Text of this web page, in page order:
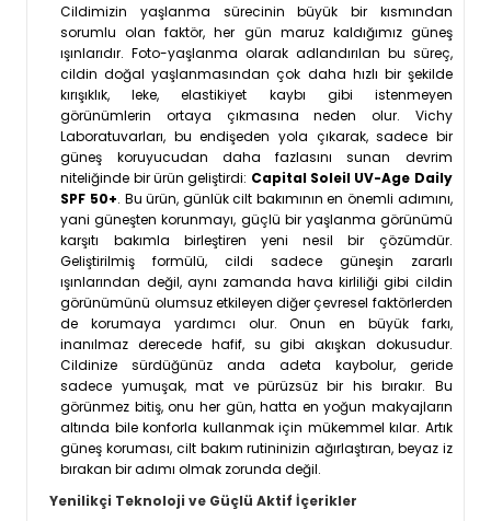
Cildimizin yaşlanma sürecinin büyük bir kısmından
sorumlu olan faktör, her gün maruz kaldığımız güneş
ışınlarıdır. Foto-yaşlanma olarak adlandırılan bu süreç,
cildin doğal yaşlanmasından çok daha hızlı bir şekilde
kırışıklık, leke, elastikiyet kaybı gibi istenmeyen
görünümlerin ortaya çıkmasına neden olur. Vichy
Laboratuvarları, bu endişeden yola çıkarak, sadece bir
güneş koruyucudan daha fazlasını sunan devrim
niteliğinde bir ürün geliştirdi: Capital Soleil UV-Age Daily
SPF 50+. Bu ürün, günlük cilt bakımının en önemli adımını,
yani güneşten korunmayı, güçlü bir yaşlanma görünümü
karşıtı bakımla birleştiren yeni nesil bir çözümdür.
Geliştirilmiş formülü, cildi sadece güneşin zararlı
ışınlarından değil, aynı zamanda hava kirliliği gibi cildin
görünümünü olumsuz etkileyen diğer çevresel faktörlerden
de korumaya yardımcı olur. Onun en büyük farkı,
inanılmaz derecede hafif, su gibi akışkan dokusudur.
Cildinize sürdüğünüz anda adeta kaybolur, geride
sadece yumuşak, mat ve pürüzsüz bir his bırakır. Bu
görünmez bitiş, onu her gün, hatta en yoğun makyajların
altında bile konforla kullanmak için mükemmel kılar. Artık
güneş koruması, cilt bakım rutininizin ağırlaştıran, beyaz iz
bırakan bir adımı olmak zorunda değil.
Yenilikçi Teknoloji ve Güçlü Aktif İçerikler